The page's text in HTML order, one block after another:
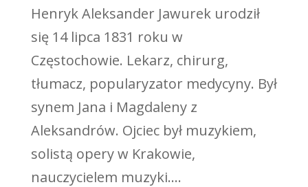
Henryk Aleksander Jawurek urodził
się 14 lipca 1831 roku w
Częstochowie. Lekarz, chirurg,
tłumacz, popularyzator medycyny. Był
synem Jana i Magdaleny z
Aleksandrów. Ojciec był muzykiem,
solistą opery w Krakowie,
nauczycielem muzyki....